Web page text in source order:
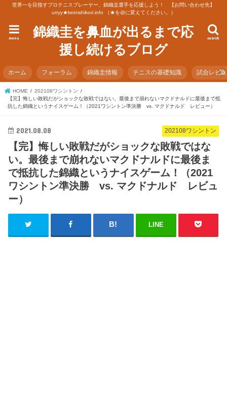
世界一を目指すプロテニスプレーヤー、錦織圭選手を応援しよう！ 【お問い合わせ先】
urryy★keinishikori.info （★を@に変えてください。）
錦織圭を鼻血が出るまで応
援し続けるブログ
search
menu
ホーム フォーラム 錦織圭情報 テニスの基礎知識 試合レビ
HOME
202108ワシントン
【完】悔しい敗戦だがショックな敗戦ではない。最後まで崩れないマクドナルドに最後まで抵
抗した錦織というナイスゲーム！（2021ワシントン準決勝 vs. マクドナルド レビュー）
202108ワシントン
2021.08.08
【完】悔しい敗戦だがショックな敗戦ではな
い。最後まで崩れないマクドナルドに最後ま
で抵抗した錦織というナイスゲーム！（2021
ワシントン準決勝 vs. マクドナルド レビュ
ー）
LINE